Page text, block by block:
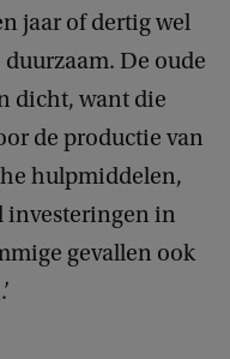
jaar of dertig wel
De oude
dicht, want die
de productie van
hulpmiddelen,
investeringen in
gevallen ook